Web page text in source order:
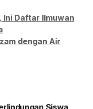
Ini Daftar Ilmuwan
dengan Air